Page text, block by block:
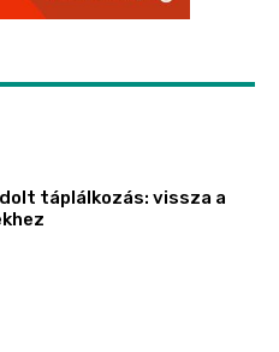
táplálkozás: vissza a